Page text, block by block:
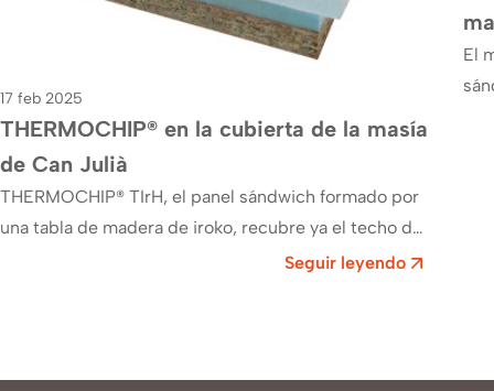
17 feb 2025
THERMOCHIP® en la cubierta de la masía
de Can Julià
THERMOCHIP® TIrH, el panel sándwich formado por
una tabla de madera de iroko, recubre ya el techo de
Seguir leyendo
El